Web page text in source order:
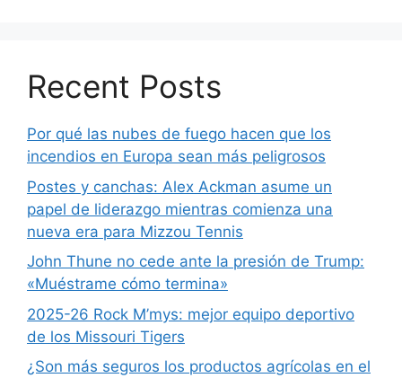
Recent Posts
Por qué las nubes de fuego hacen que los
incendios en Europa sean más peligrosos
Postes y canchas: Alex Ackman asume un
papel de liderazgo mientras comienza una
nueva era para Mizzou Tennis
John Thune no cede ante la presión de Trump:
«Muéstrame cómo termina»
2025-26 Rock M’mys: mejor equipo deportivo
de los Missouri Tigers
¿Son más seguros los productos agrícolas en el